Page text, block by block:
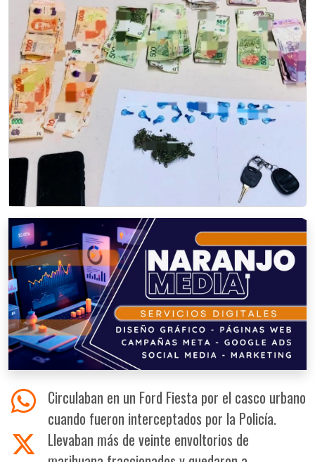
Circulaban en un Ford Fiesta por el casco urbano
cuando fueron interceptados por la Policía.
Llevaban más de veinte envoltorios de